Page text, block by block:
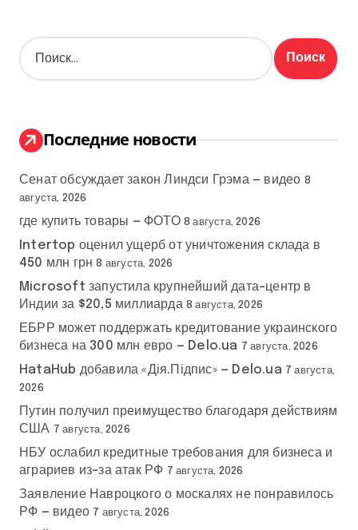
Н
а
:
Последние новости
Сенат обсуждает закон Линдси Грэма — видео 8
августа, 2026
где купить товары — ФОТО 8 августа, 2026
Intertop оценил ущерб от уничтожения склада в
450 млн грн 8 августа, 2026
Microsoft запустила крупнейший дата-центр в
Индии за $20,5 миллиарда 8 августа, 2026
ЕБРР может поддержать кредитование украинского
бизнеса на 300 млн евро — Delo.ua 7 августа, 2026
HataHub добавила «Дія.Підпис» — Delo.ua 7 августа,
2026
Путин получил преимущество благодаря действиям
США 7 августа, 2026
НБУ ослабил кредитные требования для бизнеса и
аграриев из-за атак РФ 7 августа, 2026
Заявление Навроцкого о москалях не понравилось
РФ — видео 7 августа, 2026